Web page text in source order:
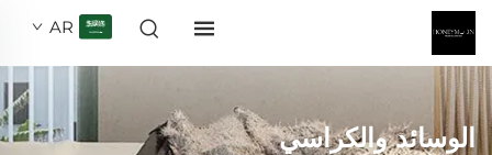
AR
الوسائد والكراسي